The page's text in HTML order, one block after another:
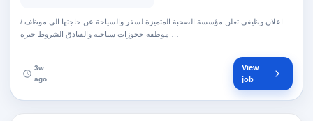
اعلان وظيفي تعلن مؤسسة الصحبة المتميزة لسفر والسياحة عن حاجتها الى موظف /
3w
ago
View
job